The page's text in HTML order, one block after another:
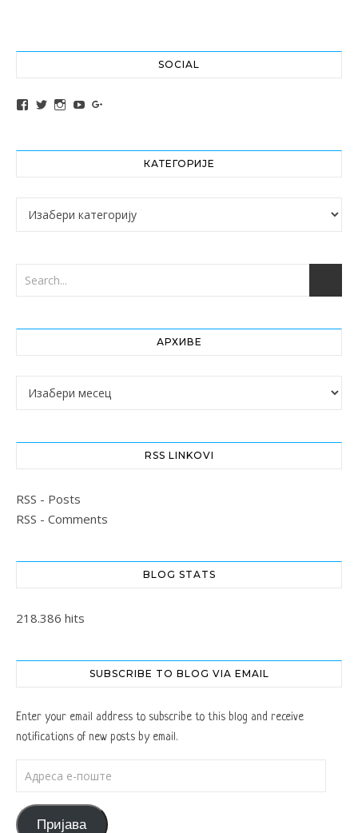
SOCIAL
View altochef’s profile on Facebook
View jovancica73’s profile on Twitter
View jovancica73’s profile on Instagram
View jovancica73’s profile on YouTube
КАТЕГОРИЈЕ
Категорије
АРХИВЕ
Архиве
RSS LINKOVI
RSS - Posts
RSS - Comments
BLOG STATS
218.386 hits
SUBSCRIBE TO BLOG VIA EMAIL
Enter your email address to subscribe to this blog and receive
notifications of new posts by email.
Пријава